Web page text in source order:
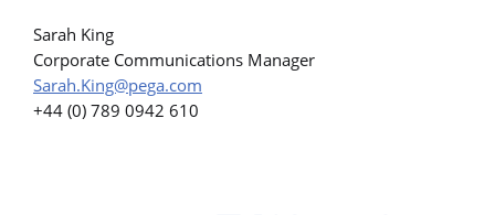
Sarah King
Corporate Communications Manager
Sarah.King@pega.com
+44 (0) 789 0942 610